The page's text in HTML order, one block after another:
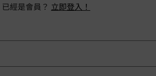
已經是會員？ 立即登入！